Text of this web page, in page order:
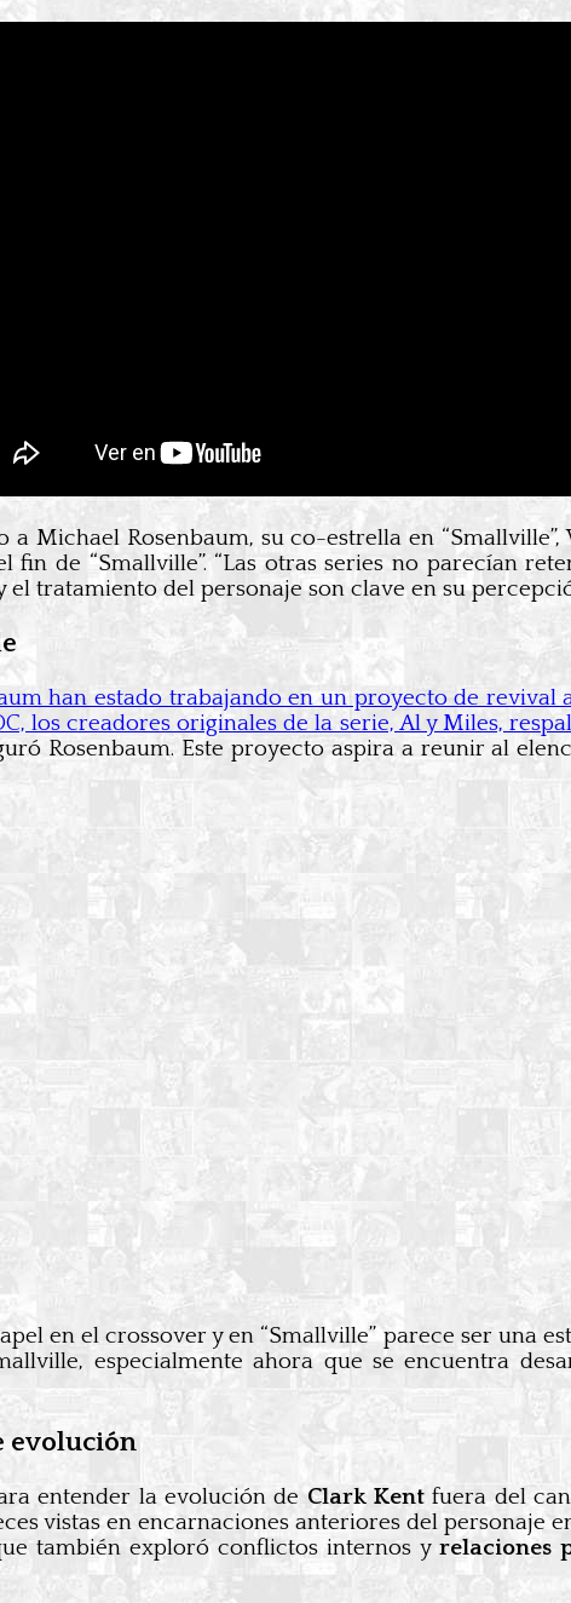
a Michael Rosenbaum, su co-estrella en
de “Smallville”. “Las otras series no parecían
el tratamiento del personaje son clave en su
han estado trabajando en un proyecto de revival
los creadores originales de la serie, Al y Miles,
Rosenbaum. Este proyecto aspira a reunir al
en el crossover y en “Smallville” parece ser una
especialmente ahora que se encuentra
evolución
entender la evolución deClark Kentfuera del
vistas en encarnaciones anteriores del personaje
también exploró conflictos internos y relaciones